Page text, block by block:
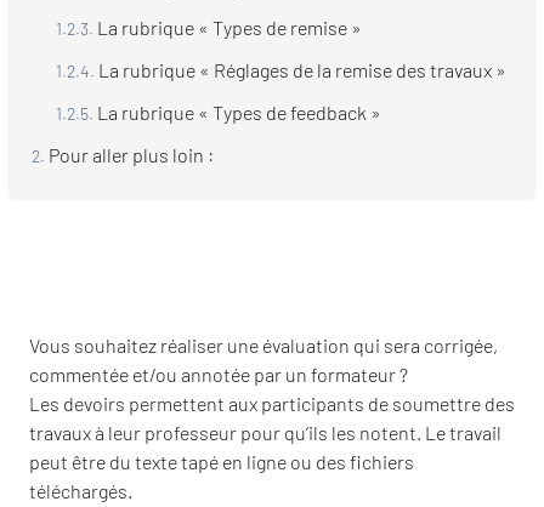
La rubrique « Types de remise »
La rubrique « Réglages de la remise des travaux »
La rubrique « Types de feedback »
Pour aller plus loin :
Vous souhaitez réaliser une évaluation qui sera corrigée,
commentée et/ou annotée par un formateur ?
Les devoirs permettent aux participants de soumettre des
travaux à leur professeur pour qu’ils les notent. Le travail
peut être du texte tapé en ligne ou des fichiers
téléchargés.